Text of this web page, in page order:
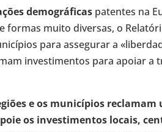
demográficas patentes na
formas muito diversas, o
para assegurar a
investimentos para apoiar a
e os municípios reclamam
os investimentos locais,